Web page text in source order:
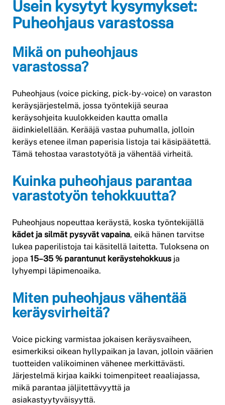
Usein kysytyt kysymykset:
Puheohjaus varastossa
Mikä on puheohjaus
varastossa?
Puheohjaus (voice picking, pick-by-voice) on varaston
keräysjärjestelmä, jossa työntekijä seuraa
keräysohjeita kuulokkeiden kautta omalla
äidinkielellään. Kerääjä vastaa puhumalla, jolloin
keräys etenee ilman paperisia listoja tai käsipäätettä.
Tämä tehostaa varastotyötä ja vähentää virheitä.
Kuinka puheohjaus parantaa
varastotyön tehokkuutta?
Puheohjaus nopeuttaa keräystä, koska työntekijällä
kädet ja silmät pysyvät vapaina, eikä hänen tarvitse
lukea paperilistoja tai käsitellä laitetta. Tuloksena on
jopa 15–35 % parantunut keräystehokkuus ja
lyhyempi läpimenoaika.
Miten puheohjaus vähentää
keräysvirheitä?
Voice picking varmistaa jokaisen keräysvaiheen,
esimerkiksi oikean hyllypaikan ja lavan, jolloin väärien
tuotteiden valikoiminen vähenee merkittävästi.
Järjestelmä kirjaa kaikki toimenpiteet reaaliajassa,
mikä parantaa jäljitettävyyttä ja
asiakastyytyväisyyttä.